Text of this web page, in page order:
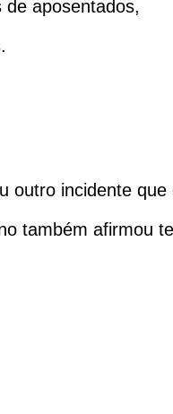
aposentados,
outro incidente que
também afirmou